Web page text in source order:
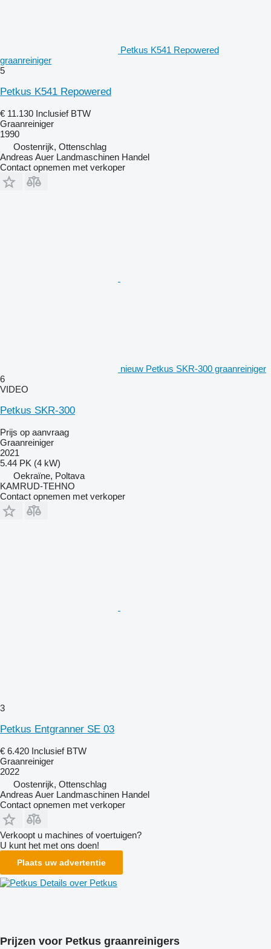
Petkus K541 Repowered
graanreiniger
5
Petkus K541 Repowered
€ 11.130 Inclusief BTW
Graanreiniger
1990
Oostenrijk, Ottenschlag
Andreas Auer Landmaschinen Handel
Contact opnemen met verkoper
nieuw Petkus SKR-300 graanreiniger
6
VIDEO
Petkus SKR-300
Prijs op aanvraag
Graanreiniger
2021
5.44 PK (4 kW)
Oekraïne, Poltava
KAMRUD-TEHNO
Contact opnemen met verkoper
3
Petkus Entgranner SE 03
€ 6.420 Inclusief BTW
Graanreiniger
2022
Oostenrijk, Ottenschlag
Andreas Auer Landmaschinen Handel
Contact opnemen met verkoper
Verkoopt u machines of voertuigen?
U kunt het met ons doen!
Plaats uw advertentie
Details over Petkus
Prijzen voor Petkus graanreinigers